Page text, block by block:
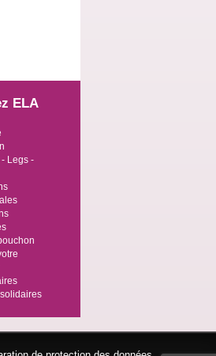
ELA
Legs -